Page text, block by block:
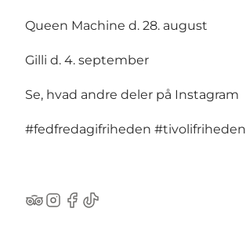
Queen Machine d. 28. august
Gilli d. 4. september
Se, hvad andre deler på Instagram
#fedfredagifriheden #tivolifriheden
TripAdvisor
Instagram
Facebook
TikTok